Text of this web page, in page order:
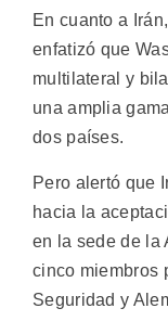
En cuanto a
enfatizó que
multilateral y
una amplia
dos países.
Pero alertó que
hacia la
en la sede de la
cinco miembros
Seguridad y